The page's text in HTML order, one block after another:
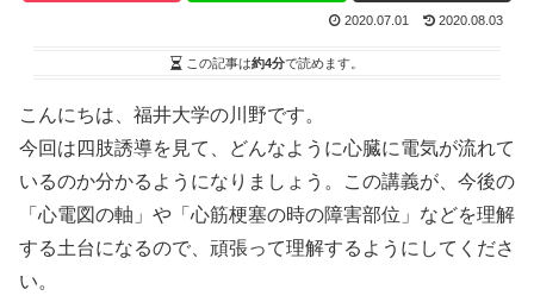
2020.07.01 2020.08.03
この記事は約4分で読めます。
こんにちは、福井大学の川野です。
今回は四肢誘導を見て、どんなように心臓に電気が流れて
いるのか分かるようになりましょう。この講義が、今後の
「心電図の軸」や「心筋梗塞の時の障害部位」などを理解
する土台になるので、頑張って理解するようにしてくださ
い。